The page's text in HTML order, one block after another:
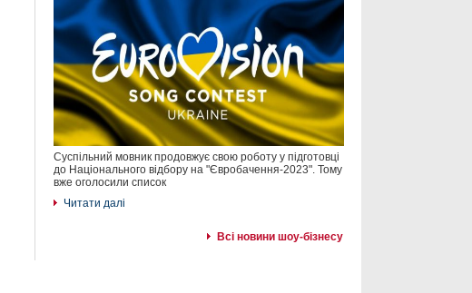
Суспільний мовник продовжує свою роботу у підготовці
до Національного відбору на "Євробачення-2023". Тому
вже оголосили список
Читати далі
Всі новини шоу-бізнесу